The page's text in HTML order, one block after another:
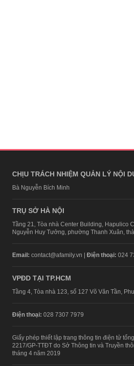
CHỊU TRÁCH NHIỆM QUẢN LÝ NỘI
Bà Nguyễn Bích Minh
TRỤ SỞ HÀ NỘI
Tầng 21, Tòa nhà Center Building, Hapulico
Nguyễn Huy Tưởng, phường Thanh Xuân,
Email: contact@afamily.vn | Điện thoại: 024
VPĐD TẠI TP.HCM
Tầng 4, Tòa nhà 123, số 127 Võ Văn Tần,
Điện thoại: 028 7307 7979
Giấy phép thiết lập trang thông tin điện tử
2217/GP-TTĐT do Sở Thông tin và Truyền
tháng 4 năm 2019